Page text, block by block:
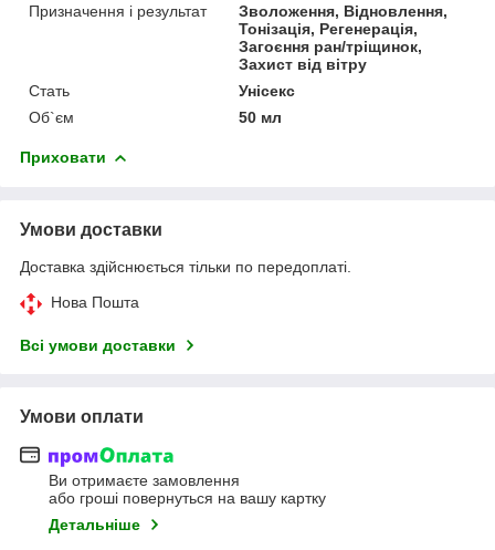
Призначення і результат
Зволоження, Відновлення,
Тонізація, Регенерація,
Загоєння ран/тріщинок,
Захист від вітру
Стать
Унісекс
Об`єм
50 мл
Приховати
Умови доставки
Доставка здійснюється тільки по передоплаті.
Нова Пошта
Всі умови доставки
Умови оплати
Ви отримаєте замовлення
або гроші повернуться на вашу картку
Детальніше